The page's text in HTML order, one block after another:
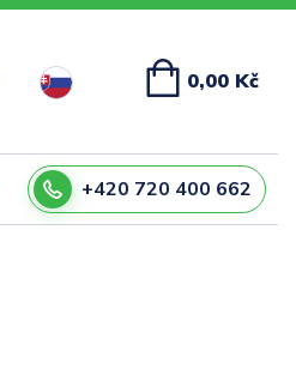
+420 720 400 662
0,00 Kč